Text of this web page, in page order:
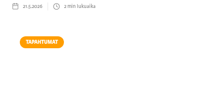
21.5.2026 2min lukuaika
TAPAHTUMAT